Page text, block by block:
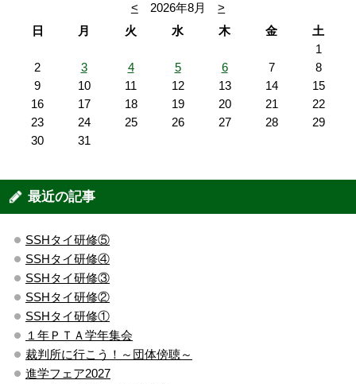
< 2026年8月
>
日
月 火 水 木 金
土
1
2
3 4 5 6 7
8
9
10 11 12 13 14
15
16
17 18 19 20 21
22
23
24 25 26 27 28
29
30
31
最近の記事
SSHタイ研修⑤
SSHタイ研修④
SSHタイ研修③
SSHタイ研修②
SSHタイ研修①
１年ＰＴＡ学年集会
裁判所に行こう！～団体傍聴～
進学フェア2027